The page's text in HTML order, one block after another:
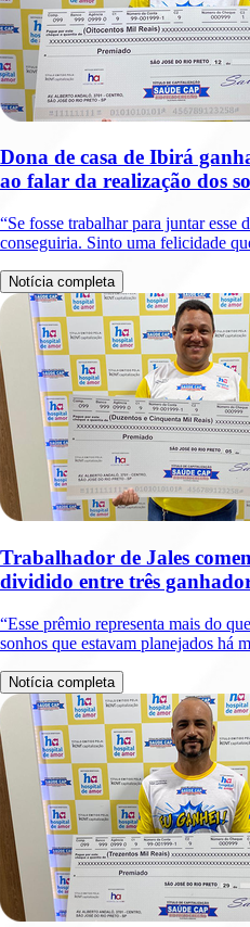
Dona de casa de Ibirá
ao falar da realização dos
“Se fosse trabalhar para juntar esse
conseguiria. Sinto uma felicidade
Notícia completa
Trabalhador de Jales
dividido entre três
“Esse prêmio representa mais do
sonhos que estavam planejados há
Notícia completa